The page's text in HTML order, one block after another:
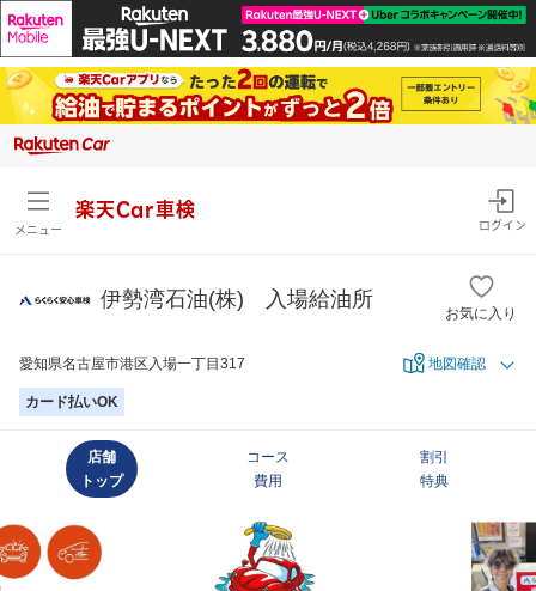
メニュー
楽天Car車検
ログイン
伊勢湾石油(株) 入場給油所
お気に入り
愛知県名古屋市港区入場一丁目317 地図確認
カード払いOK
店舗
トップ
コース
費用
割引
特典